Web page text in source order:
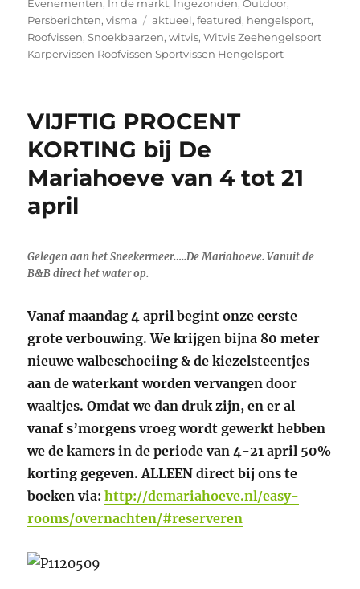
op
Evenementen, In de markt, Ingezonden,Outdoor,
Persberichten,visma Tags
aktueel,featured, hengelsport,
Roofvissen,Snoekbaarzen,witvis,Witvis Zeehengelsport
Karpervissen Roofvissen Sportvissen Hengelsport
VIJFTIG PROCENT
KORTING bij De
Mariahoeve van 4 tot 21
april
Gelegen aan het Sneekermeer…..De Mariahoeve. Vanuit de
B&B direct het water op.
Vanaf maandag 4 april begint onze eerste
grote verbouwing. We krijgen bijna 80 meter
nieuwe walbeschoeiing & de kiezelsteentjes
aan de waterkant worden vervangen door
waaltjes. Omdat we dan druk zijn, en er al
vanaf s’morgens vroeg wordt gewerkt hebben
we de kamers in de periode van 4-21 april 50%
korting gegeven. ALLEEN direct bij ons te
boeken via:http://demariahoeve.nl/easy-
rooms/overnachten/#reserveren